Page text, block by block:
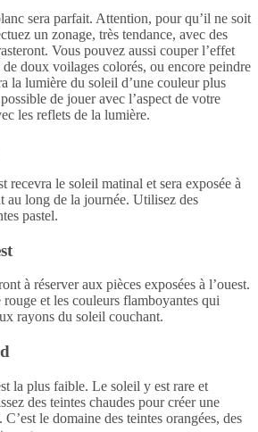
sera parfait. Attention, pour qu’il ne soit
un zonage, très tendance, avec des
Vous pouvez aussi couper l’effet
doux voilages colorés, ou encore peindre
la lumière du soleil d’une couleur plus
de jouer avec l’aspect de votre
les reflets de la lumière.
recevra le soleil matinal et sera exposée à
au long de la journée. Utilisez des
pastel.
à réserver aux pièces exposées à l’ouest.
et les couleurs flamboyantes qui
rayons du soleil couchant.
la plus faible. Le soleil y est rare et
des teintes chaudes pour créer une
le domaine des teintes orangées, des